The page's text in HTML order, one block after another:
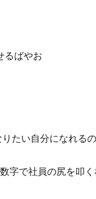
るばやお
い自分になれるの
員の尻を叩くな